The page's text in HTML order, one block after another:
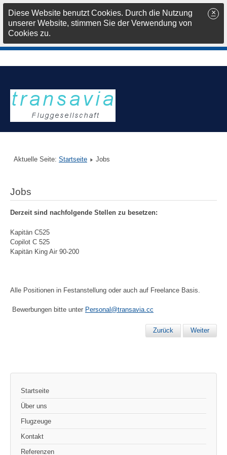
Aktuelle Seite: Startseite Jobs
Jobs
Derzeit sind nachfolgende Stellen zu besetzen:
Kapitän C525
Copilot C 525
Kapitän King Air 90-200
Alle Positionen in Festanstellung oder auch auf Freelance Basis.
Bewerbungen bitte unter Personal@transavia.cc
Zurück Weiter
Startseite
Über uns
Flugzeuge
Kontakt
Referenzen
×
Diese Website benutzt Cookies. Durch die Nutzung
unserer Website, stimmen Sie der Verwendung von
Cookies zu.